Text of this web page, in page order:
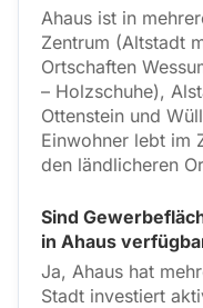
Ahaus ist in
Zentrum (Altstadt
Ortschaften
– Holzschuhe),
Ottenstein und
Einwohner lebt im
den ländlicheren
Sind
in Ahaus
Ja, Ahaus hat
Stadt investiert